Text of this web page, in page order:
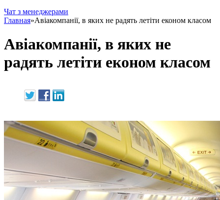
Чат з менеджерами
Главная»Авіакомпанії, в яких не радять летіти економ класом
Авіакомпанії, в яких не
радять летіти економ класом